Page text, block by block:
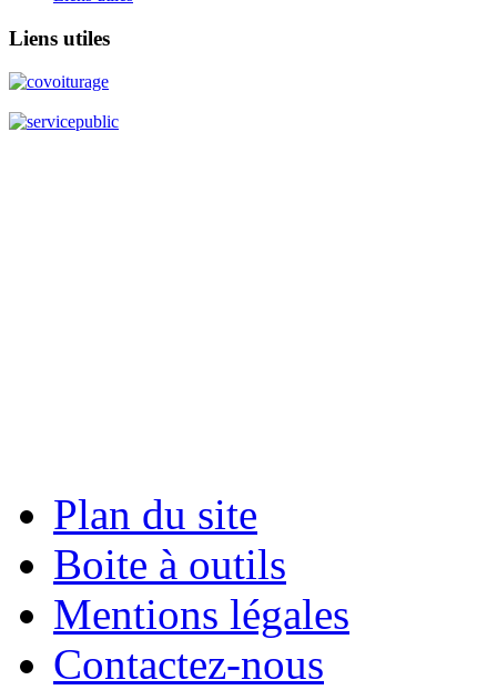
Liens utiles
Plan du site
Boite à outils
Mentions légales
Contactez-nous